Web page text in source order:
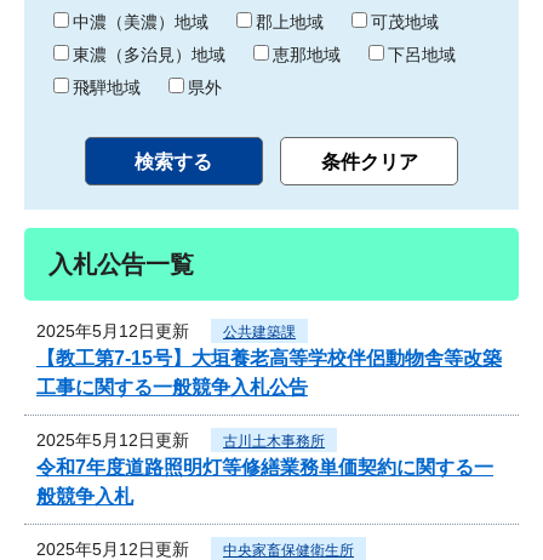
中濃（美濃）地域
郡上地域
可茂地域
東濃（多治見）地域
恵那地域
下呂地域
飛騨地域
県外
入札公告一覧
2025年5月12日更新 公共建築課
【教工第7-15号】大垣養老高等学校伴侶動物舎等改築
工事に関する一般競争入札公告
2025年5月12日更新 古川土木事務所
令和7年度道路照明灯等修繕業務単価契約に関する一
般競争入札
2025年5月12日更新 中央家畜保健衛生所